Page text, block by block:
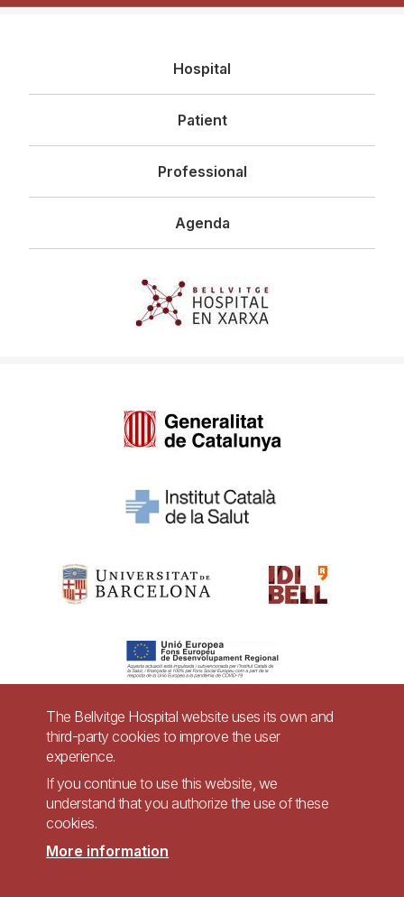
principal
Hospital
Patient
Professional
Agenda
Pie
página
Accessibility Legal warning
The Bellvitge Hospital website uses its own and
third-party cookies to improve the user
experience.
If you continue to use this website, we
understand that you authorize the use of these
cookies.
More information